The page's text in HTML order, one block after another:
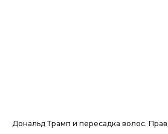
Дональд Трамп и пересадка волос.